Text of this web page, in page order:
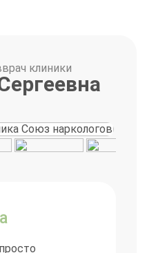
и выяснение
клиники